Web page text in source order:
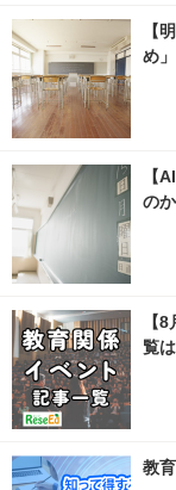
【
め
【
の
【
覧
教